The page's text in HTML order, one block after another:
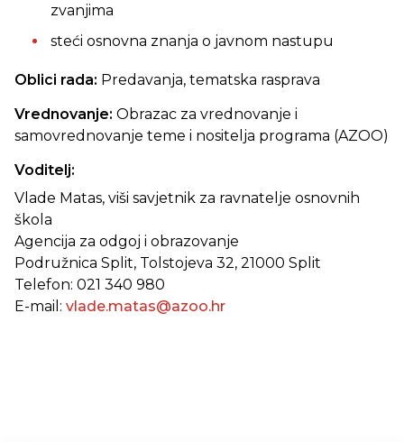
zvanjima
steći osnovna znanja o javnom nastupu
Oblici rada: Predavanja, tematska rasprava
Vrednovanje: Obrazac za vrednovanje i
samovrednovanje teme i nositelja programa (AZOO)
Voditelj:
Vlade Matas, viši savjetnik za ravnatelje osnovnih
škola
Agencija za odgoj i obrazovanje
Podružnica Split, Tolstojeva 32, 21000 Split
Telefon: 021 340 980
E-mail: vlade.matas@azoo.hr